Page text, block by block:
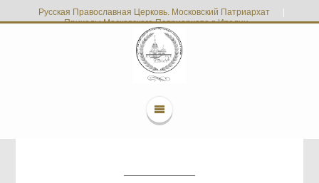
Русская Православная Церковь. Московский Патриархат
Приходы Московского Патриархата в Италии